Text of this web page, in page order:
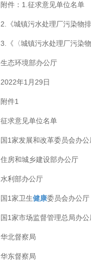
附件：1.征求意见单位名单
2.《城镇污水处理厂污染物
3.《〈城镇污水处理厂污染
生态环境部办公厅
2022年1月29日
附件1
征求意见单位名单
国1家发展和改革委员会办公
住房和城乡建设部办公厅
水利部办公厅
国1家卫生健康委员会办公厅
国1家市场监督管理总局办公
华北督察局
华东督察局